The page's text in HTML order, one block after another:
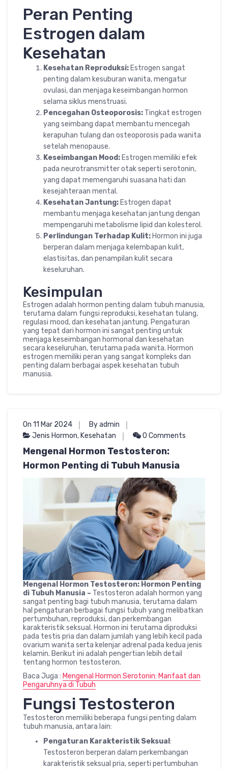
Peran Penting
Estrogen dalam
Kesehatan
Kesehatan Reproduksi: Estrogen sangat
penting dalam kesuburan wanita, mengatur
ovulasi, dan menjaga keseimbangan hormon
selama siklus menstruasi.
Pencegahan Osteoporosis: Tingkat estrogen
yang seimbang dapat membantu mencegah
kerapuhan tulang dan osteoporosis pada wanita
setelah menopause.
Keseimbangan Mood: Estrogen memiliki efek
pada neurotransmitter otak seperti serotonin,
yang dapat memengaruhi suasana hati dan
kesejahteraan mental.
Kesehatan Jantung: Estrogen dapat
membantu menjaga kesehatan jantung dengan
mempengaruhi metabolisme lipid dan kolesterol.
Perlindungan Terhadap Kulit: Hormon ini juga
berperan dalam menjaga kelembapan kulit,
elastisitas, dan penampilan kulit secara
keseluruhan.
Kesimpulan
Estrogen adalah hormon penting dalam tubuh manusia,
terutama dalam fungsi reproduksi, kesehatan tulang,
regulasi mood, dan kesehatan jantung. Pengaturan
yang tepat dari hormon ini sangat penting untuk
menjaga keseimbangan hormonal dan kesehatan
secara keseluruhan, terutama pada wanita. Hormon
estrogen memiliki peran yang sangat kompleks dan
penting dalam berbagai aspek kesehatan tubuh
manusia.
On 11 Mar 2024
By admin
Jenis Hormon, Kesehatan 0 Comments
Mengenal Hormon Testosteron:
Hormon Penting di Tubuh Manusia
Mengenal Hormon Testosteron: Hormon Penting
di Tubuh Manusia – Testosteron adalah hormon yang
sangat penting bagi tubuh manusia, terutama dalam
hal pengaturan berbagai fungsi tubuh yang melibatkan
pertumbuhan, reproduksi, dan perkembangan
karakteristik seksual. Hormon ini terutama diproduksi
pada testis pria dan dalam jumlah yang lebih kecil pada
ovarium wanita serta kelenjar adrenal pada kedua jenis
kelamin. Berikut ini adalah pengertian lebih detail
tentang hormon testosteron.
Baca Juga : Mengenal Hormon Serotonin: Manfaat dan
Pengaruhnya di Tubuh
Fungsi Testosteron
Testosteron memiliki beberapa fungsi penting dalam
tubuh manusia, antara lain:
Pengaturan Karakteristik Seksual :
Testosteron berperan dalam perkembangan
karakteristik seksual pria, seperti pertumbuhan